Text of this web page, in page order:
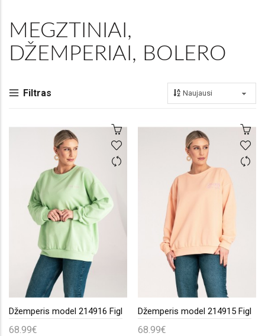
MEGZTINIAI,
DŽEMPERIAI, BOLERO
Filtras
Džemperis model 214916 Figl
68.99€
Džemperis model 214915 Figl
68.99€